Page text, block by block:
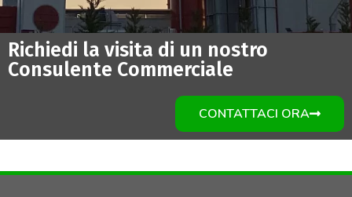
Richiedi la visita di un nostro
Consulente Commerciale
CONTATTACI ORA